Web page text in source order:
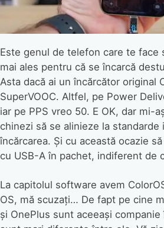
Este genul de telefon care te face
mai ales pentru că se încarcă
Asta dacă ai un încărcător original
SuperVOOC. Altfel, pe Power
iar pe PPS vreo 50. E OK, dar mi-
chinezi să se alinieze la standarde
încărcarea. Și cu această ocazie
cu USB-A în pachet, indiferent de
La capitolul software avem
OS, mă scuzați… De fapt pe cine
și OnePlus sunt aceeași